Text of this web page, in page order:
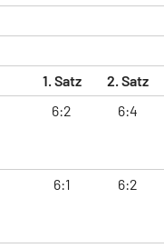
1. Satz 2. Satz
6:2 6:4
6:1 6:2